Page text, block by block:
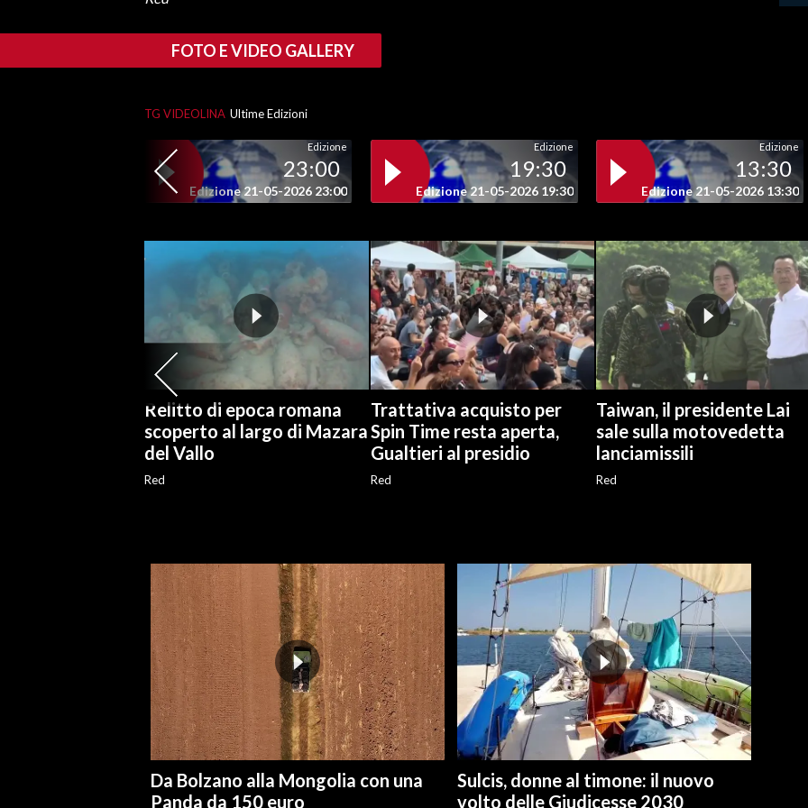
FOTO E VIDEO GALLERY
TG VIDEOLINA Ultime Edizioni
Edizione
23:00
Edizione 21-05-2026 23:00
Edizione
19:30
Edizione 21-05-2026 19:30
Edizione
13:30
Edizione 21-05-2026 13:30
Relitto di epoca romana
scoperto al largo di Mazara
del Vallo
Red
Trattativa acquisto per
Spin Time resta aperta,
Gualtieri al presidio
Red
Taiwan, il presidente Lai
sale sulla motovedetta
lanciamissili
Red
Da Bolzano alla Mongolia con una
Panda da 150 euro
Sulcis, donne al timone: il nuovo
volto delle Giudicesse 2030